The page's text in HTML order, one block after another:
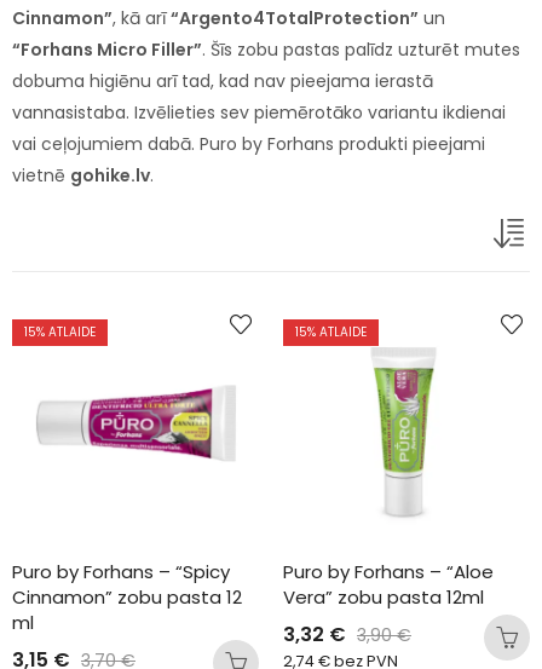
Cinnamon”, kā arī“Argento4TotalProtection” un
“Forhans Micro Filler”. Šīs zobu pastas palīdz uzturēt mutes
dobuma higiēnu arī tad, kad nav pieejama ierastā
vannasistaba. Izvēlieties sev piemērotāko variantu ikdienai
vai ceļojumiem dabā. Puro by Forhans produkti pieejami
vietnē gohike.lv.
15% ATLAIDE
Puro by Forhans – “Spicy
Cinnamon” zobu pasta 12
ml
3,15 € 3,70€
15% ATLAIDE
Puro by Forhans – “Aloe
Vera” zobu pasta 12ml
3,32 € 3,90€
2,74€bez PVN